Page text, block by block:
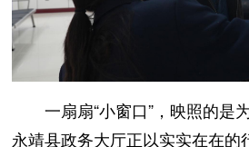
一扇扇“小窗口”，映照的是为
永靖县政务大厅正以实实在在的